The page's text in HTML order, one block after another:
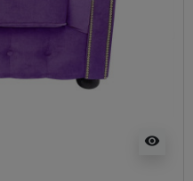
visibility